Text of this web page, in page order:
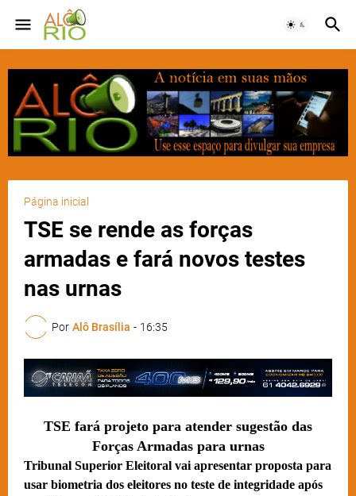
Página inicial
TSE se rende as forças
armadas e fará novos testes
nas urnas
Por Alô Brasília - 16:35
TSE fará projeto para atender sugestão das
Forças Armadas para urnas
Tribunal Superior Eleitoral vai apresentar proposta para
usar biometria dos eleitores no teste de integridade após